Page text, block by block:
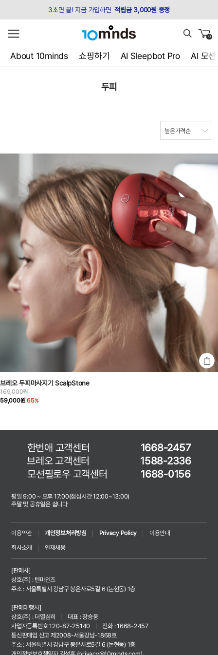
3초면 끝! 지금 가입하면 적립금 3,000원 증정
0
About 10minds 쇼핑하기 AI Sleepbot Pro AI 모션
두피
브레오 두피마사지기 ScalpStone
169,000원
59,000원 65
한번애 고객센터
1668-2457
브레오 고객센터
1588-2336
모션필로우 고객센터
1688-0156
평일 9:00 ~ 오후 17:00(점심시간 12:00~13:00)
주말 및 공휴일은 쉽니다
이용약관 개인정보처리방침 Privacy Policy
이용안내
회사소개
인재채용
[판매사]
상호(주) : 텐마인즈
주소 : 서울특별시 강남구 봉은사로5길 6 (논현동) 1층
[판매대행사]
상호(주) : 더열심히
대표 : 장승웅
사업자등록번호 120-87-25140
전화 : 1668-2457
통신판매업 신고 제2008-서울강남-1868호
주소 : 서울특별시 강남구 봉은사로5길 6 (논현동) 1층